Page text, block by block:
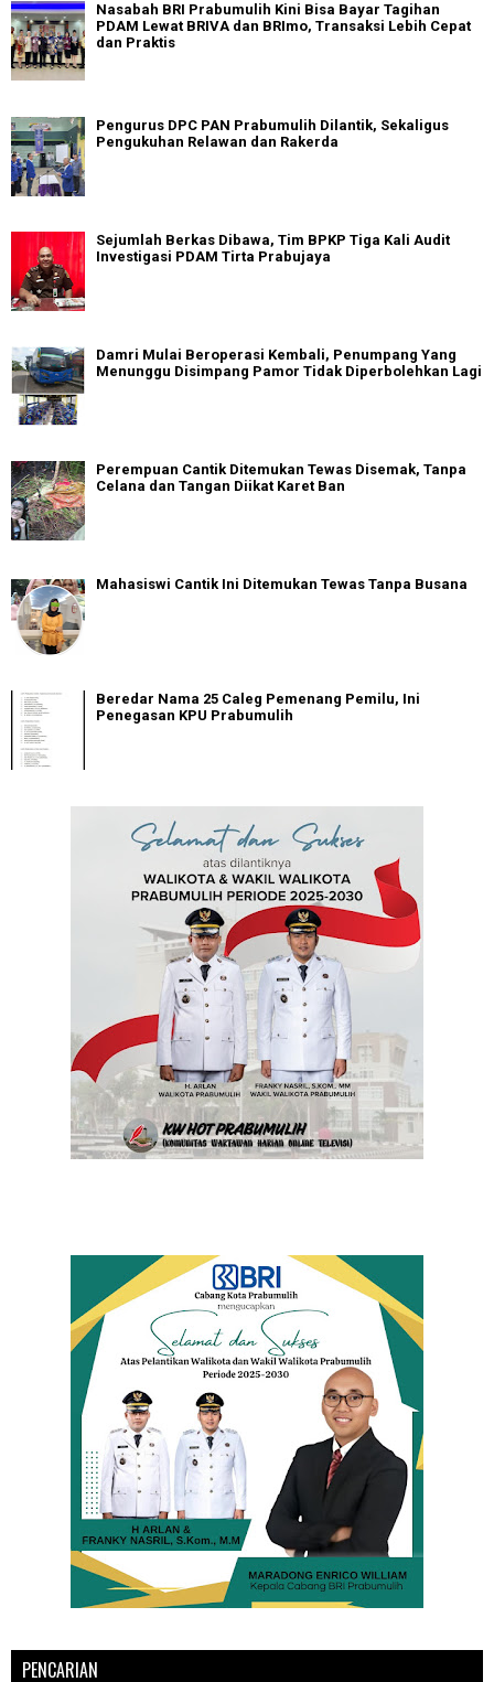
Nasabah BRI Prabumulih Kini Bisa Bayar Tagihan
PDAM Lewat BRIVA dan BRImo, Transaksi Lebih Cepat
dan Praktis
Pengurus DPC PAN Prabumulih Dilantik, Sekaligus
Pengukuhan Relawan dan Rakerda
Sejumlah Berkas Dibawa, Tim BPKP Tiga Kali Audit
Investigasi PDAM Tirta Prabujaya
Damri Mulai Beroperasi Kembali, Penumpang Yang
Menunggu Disimpang Pamor Tidak Diperbolehkan Lagi
Perempuan Cantik Ditemukan Tewas Disemak, Tanpa
Celana dan Tangan Diikat Karet Ban
Mahasiswi Cantik Ini Ditemukan Tewas Tanpa Busana
Beredar Nama 25 Caleg Pemenang Pemilu, Ini
Penegasan KPU Prabumulih
PENCARIAN